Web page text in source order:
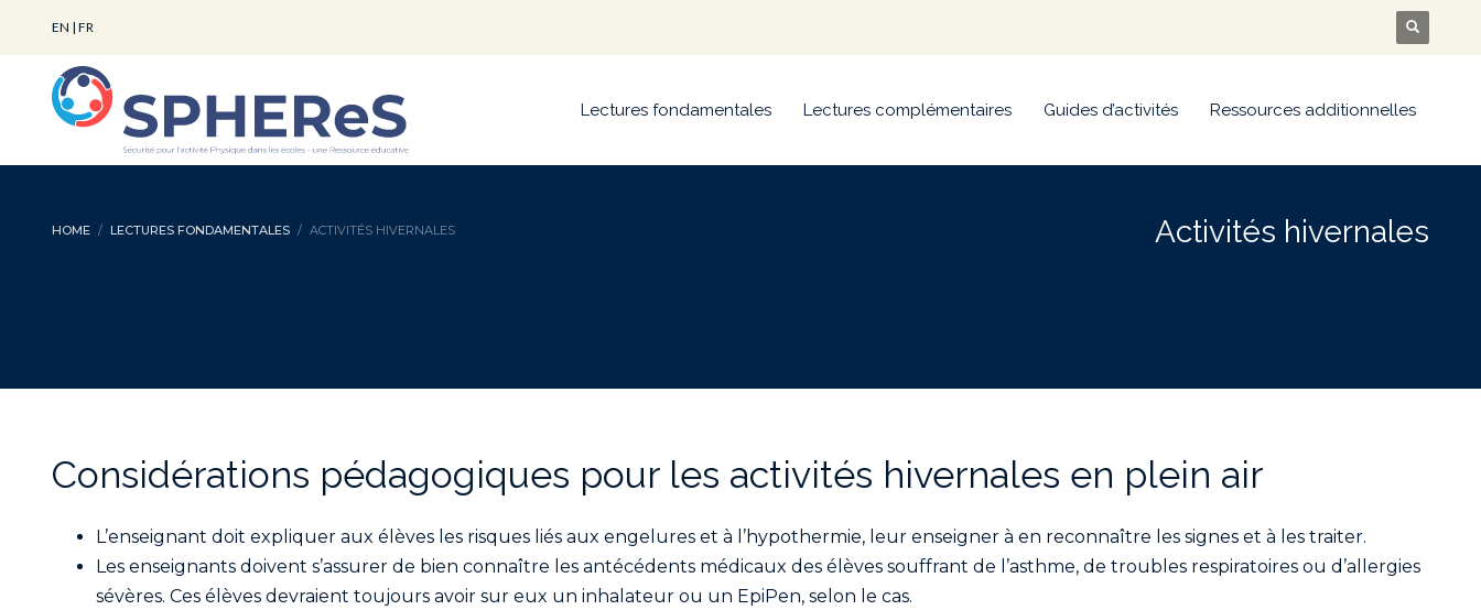
EN | FR
Lectures fondamentales Lectures complémentaires Guides d’activités Ressources additionnelles
HOME LECTURES FONDAMENTALES ACTIVITÉS HIVERNALES Activités hivernales
Considérations pédagogiques pour les activités hivernales en plein air
L’enseignant doit expliquer aux élèves les risques liés aux engelures et à l’hypothermie, leur enseigner à en reconnaître les signes et à les traiter.
Les enseignants doivent s’assurer de bien connaître les antécédents médicaux des élèves souffrant de l’asthme, de troubles respiratoires ou d’allergies
sévères. Ces élèves devraient toujours avoir sur eux un inhalateur ou un EpiPen, selon le cas.